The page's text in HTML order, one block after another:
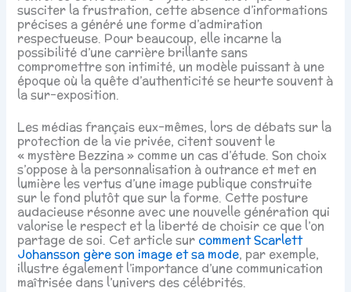
susciter la frustration, cette absence d’informations
précises a généré une forme d’admiration
respectueuse. Pour beaucoup, elle incarne la
possibilité d’une carrière brillante sans
compromettre son intimité, un modèle puissant à une
époque où la quête d’authenticité se heurte souvent à
la sur-exposition.
Les médias français eux-mêmes, lors de débats sur la
protection de la vie privée, citent souvent le
« mystère Bezzina » comme un cas d’étude. Son choix
s’oppose à la personnalisation à outrance et met en
lumière les vertus d’une image publique construite
sur le fond plutôt que sur la forme. Cette posture
audacieuse résonne avec une nouvelle génération qui
valorise le respect et la liberté de choisir ce que l’on
partage de soi. Cet article sur comment Scarlett
Johansson gère son image et sa mode, par exemple,
illustre également l’importance d’une communication
maîtrisée dans l’univers des célébrités.